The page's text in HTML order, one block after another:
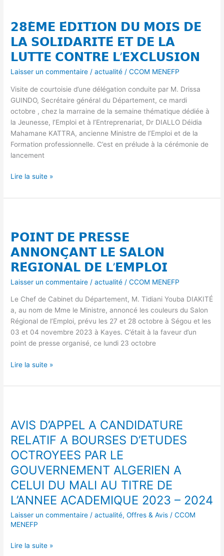
𝟮𝟴𝗘̀𝗠𝗘 𝗘́𝗗𝗜𝗧𝗜𝗢𝗡 𝗗𝗨 𝗠𝗢𝗜𝗦 𝗗𝗘
𝗟𝗔 𝗦𝗢𝗟𝗜𝗗𝗔𝗥𝗜𝗧𝗘́ 𝗘𝗧 𝗗𝗘 𝗟𝗔
𝗟𝗨𝗧𝗧𝗘 𝗖𝗢𝗡𝗧𝗥𝗘 𝗟’𝗘𝗫𝗖𝗟𝗨𝗦𝗜𝗢𝗡
Laisser un commentaire /actualité /CCOM MENEFP
Visite de courtoisie d’une délégation conduite par M. Drissa
GUINDO, Secrétaire général du Département, ce mardi
octobre , chez la marraine de la semaine thématique dédiée à
la Jeunesse, l’Emploi et à l’Entreprenariat, Dr DIALLO Déidia
Mahamane KATTRA, ancienne Ministre de l’Emploi et de la
Formation professionnelle. C’est en prélude à la cérémonie de
lancement
𝗗𝗨
𝗠𝗢𝗜𝗦
𝗗𝗘
𝗟𝗔
𝗦𝗢𝗟𝗜𝗗𝗔𝗥𝗜𝗧𝗘́
𝗗𝗘
𝗟𝗔
𝗟𝗨𝗧𝗧𝗘
𝗖𝗢𝗡𝗧𝗥𝗘
𝗟’𝗘𝗫𝗖𝗟𝗨𝗦𝗜𝗢𝗡
Lire la suite »
𝗣𝗢𝗜𝗡𝗧 𝗗𝗘 𝗣𝗥𝗘𝗦𝗦𝗘
𝗔𝗡𝗡𝗢𝗡𝗖̧𝗔𝗡𝗧 𝗟𝗘 𝗦𝗔𝗟𝗢𝗡
𝗥𝗘́𝗚𝗜𝗢𝗡𝗔𝗟 𝗗𝗘 𝗟’𝗘𝗠𝗣𝗟𝗢𝗜
Laisser un commentaire /actualité /CCOM MENEFP
Le Chef de Cabinet du Département, M. Tidiani Youba DIAKITÉ
a, au nom de Mme le Ministre, annoncé les couleurs du Salon
Régional de l’Emploi, prévu les 27 et 28 octobre à Ségou et les
03 et 04 novembre 2023 à Kayes. C’était à la faveur d’un
point de presse organisé, ce lundi 23 octobre
𝗣𝗥𝗘𝗦𝗦𝗘
𝗔𝗡𝗡𝗢𝗡𝗖̧𝗔𝗡𝗧
𝗟𝗘
𝗦𝗔𝗟𝗢𝗡
𝗥𝗘́𝗚𝗜𝗢𝗡𝗔𝗟
𝗟’𝗘𝗠𝗣𝗟𝗢𝗜
Lire la suite »
AVIS D’APPEL A CANDIDATURE
RELATIF A BOURSES D’ETUDES
OCTROYEES PAR LE
GOUVERNEMENT ALGERIEN A
CELUI DU MALI AU TITRE DE
L’ANNEE ACADEMIQUE 2023 – 2024
Laisser un commentaire /actualité,Offres & Avis /CCOM
MENEFP
A
CANDIDATURE
RELATIF
A
BOURSES
D’ETUDES
OCTROYEES
PAR
LE
GOUVERNEMENT
ALire la suite »